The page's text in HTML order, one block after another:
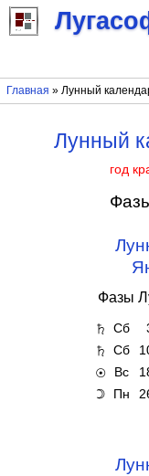
Главная » Лунный
Лунный
год
Фазы
♄ Сб
♄ Сб
☉ Вс
☽ Пн